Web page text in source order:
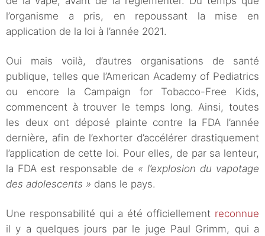
l’organisme a pris, en repoussant la mise en
application de la loi à l’année 2021.
Oui mais voilà, d’autres organisations de santé
publique, telles que l’American Academy of Pediatrics
ou encore la Campaign for Tobacco-Free Kids,
commencent à trouver le temps long. Ainsi, toutes
les deux ont déposé plainte contre la FDA l’année
dernière, afin de l’exhorter d’accélérer drastiquement
l’application de cette loi. Pour elles, de par sa lenteur,
la FDA est responsable de « l’explosion du vapotage
des adolescents » dans le pays.
Une responsabilité qui a été officiellement reconnue
il y a quelques jours par le juge Paul Grimm, qui a